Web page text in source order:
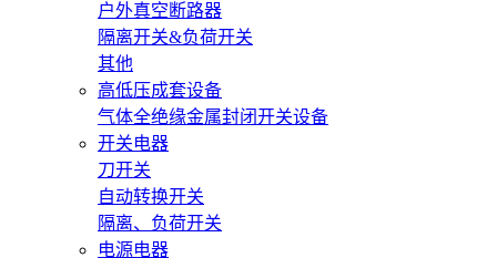
户外真空断路器
隔离开关&负荷开关
其他
高低压成套设备
气体全绝缘金属封闭开关设备
开关电器
刀开关
自动转换开关
隔离、负荷开关
电源电器